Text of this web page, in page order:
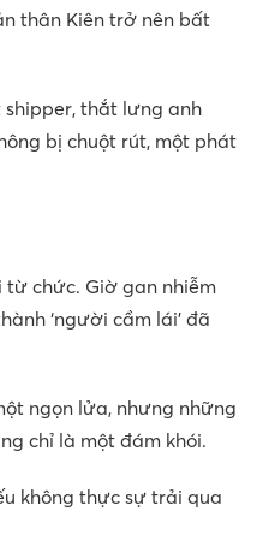
thân Kiên trở nên bất
thắt lưng anh
bị chuột rút, một phát
từ chức. Giờ gan nhiễm
‘người cầm lái’ đã
ngọn lửa, nhưng những
chỉ là một đám khói.
không thực sự trải qua